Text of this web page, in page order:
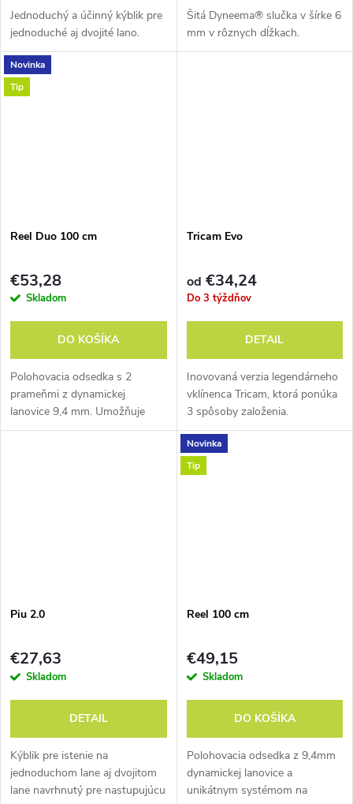
Jednoduchý a účinný kýblik pre
jednoduché aj dvojité lano.
Šitá Dyneema® slučka v šírke 6
mm v rôznych dĺžkach.
Novinka
Tip
Reel Duo 100 cm
€53,28
Skladom
DO KOŠÍKA
Polohovacia odsedka s 2
prameňmi z dynamickej
lanovice 9,4 mm. Umožňuje
nastavenie dĺžky 15 - 100 cm,
Tricam Evo
od €34,24
Do 3 týždňov
DETAIL
Inovovaná verzia legendárneho
vklínenca Tricam, ktorá ponúka
3 spôsoby založenia.
Piu 2.0
€27,63
Skladom
DETAIL
Kýblik pre istenie na
jednoduchom lane aj dvojitom
lane navrhnutý pre nastupujúcu
Novinka
Tip
Reel 100 cm
€49,15
Skladom
DO KOŠÍKA
Polohovacia odsedka z 9,4mm
dynamickej lanovice a
unikátnym systémom na